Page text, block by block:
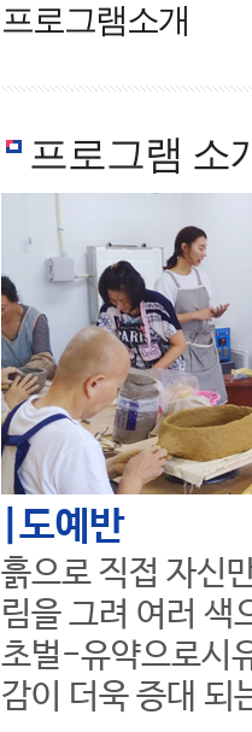
프로그램소개
프로그램 소
|도예반
흙으로 직접 자신
림을 그려 여러 색
초벌-유약으로시
감이 더욱 증대 되